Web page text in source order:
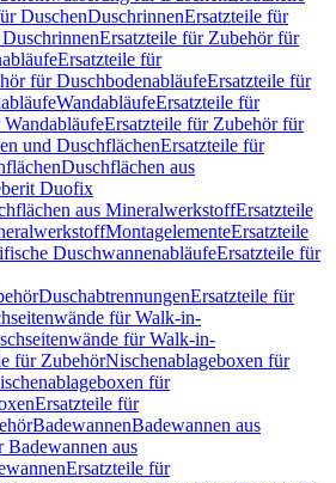
DuschenDuschrinnenErsatzteile für
Ersatzteile für Zubehör für
Ersatzteile für
für DuschbodenabläufeErsatzteile für
WandabläufeErsatzteile für
Ersatzteile für Zubehör für
und DuschflächenErsatzteile für
Duschflächen aus
Duofix
aus MineralwerkstoffErsatzteile
MontagelementeErsatzteile
DuschwannenabläufeErsatzteile für
DuschabtrennungenErsatzteile für
für Walk-in-
für Walk-in-
für ZubehörNischenablageboxen für
für
Ersatzteile für
BadewannenBadewannen aus
Badewannen aus
Ersatzteile für